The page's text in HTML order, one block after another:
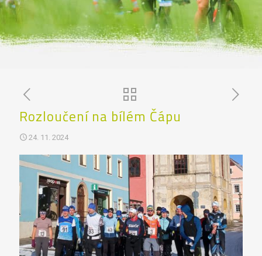
Rozloučení na bílém Čápu
24. 11. 2024